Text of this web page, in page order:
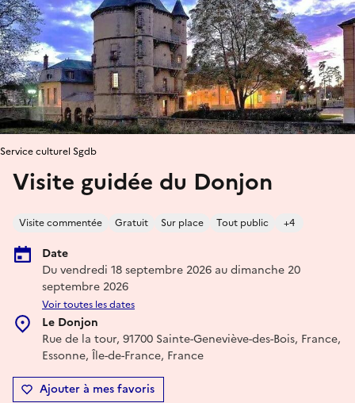
Visite guidée du Donjon
Visite commentée Gratuit Sur place Tout public +4
Date
Du vendredi 18 septembre 2026 au dimanche 20
septembre 2026
Voir toutes les dates
Le Donjon
Rue de la tour, 91700 Sainte-Geneviève-des-Bois, France,
Essonne, Île-de-France, France
Ajouter à mes favoris
Service culturel Sgdb